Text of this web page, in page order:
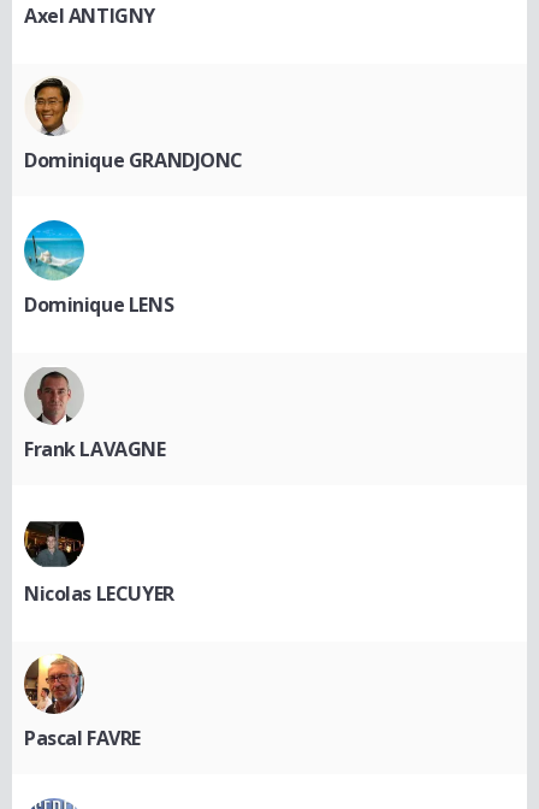
Axel ANTIGNY
Dominique GRANDJONC
Dominique LENS
Frank LAVAGNE
Nicolas LECUYER
Pascal FAVRE